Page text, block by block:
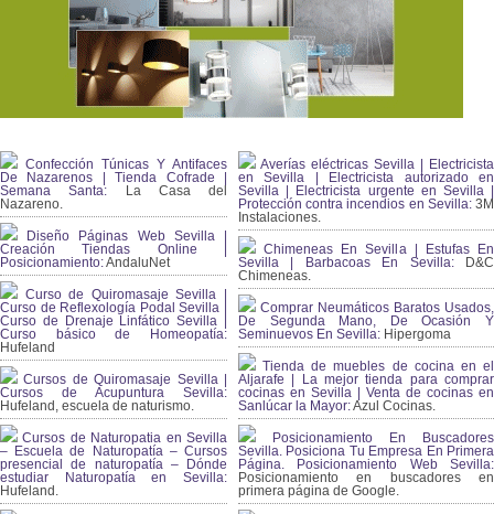
Confección Túnicas Y Antifaces
De Nazarenos | Tienda Cofrade |
Semana Santa: La Casa del
Nazareno.
Diseño Páginas Web Sevilla |
Creación Tiendas Online |
Posicionamiento:AndaluNet
Curso de Quiromasaje Sevilla |
Curso de Reflexología Podal Sevilla |
Curso de Drenaje Linfático Sevilla |
Curso básico de Homeopatía:
Hufeland
Cursos de Quiromasaje Sevilla |
Cursos de Acupuntura Sevilla:
Hufeland, escuela de naturismo.
Cursos de Naturopatia en Sevilla
– Escuela de Naturopatía – Cursos
presencial de naturopatía – Dónde
estudiar Naturopatía en Sevilla:
Hufeland.
Averías eléctricas Sevilla | Electricista
en Sevilla | Electricista autorizado en
Sevilla | Electricista urgente en Sevilla |
Protección contra incendios en Sevilla:3M
Instalaciones.
Chimeneas En Sevilla | Estufas En
Sevilla | Barbacoas En Sevilla:D&C
Chimeneas.
Comprar Neumáticos Baratos Usados,
De Segunda Mano, De Ocasión Y
Seminuevos En Sevilla: Hipergoma
Tienda de muebles de cocina en el
Aljarafe | La mejor tienda para comprar
cocinas en Sevilla | Venta de cocinas en
Sanlúcar la Mayor:Azul Cocinas.
Posicionamiento En Buscadores
Sevilla. Posiciona Tu Empresa En Primera
Página. Posicionamiento Web Sevilla:
Posicionamiento en buscadores en
primera página de Google.